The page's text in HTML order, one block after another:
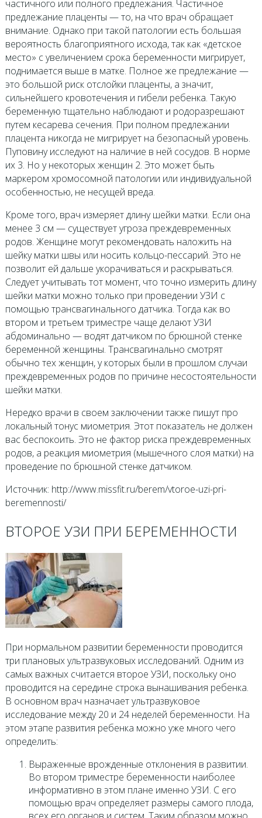
частичного или полного предлежания. Частичное
предлежание плаценты — то, на что врач обращает
внимание. Однако при такой патологии есть большая
вероятность благоприятного исхода, так как «детское
место» с увеличением срока беременности мигрирует,
поднимается выше в матке. Полное же предлежание —
это большой риск отслойки плаценты, а значит,
сильнейшего кровотечения и гибели ребенка. Такую
беременную тщательно наблюдают и родоразрешают
путем кесарева сечения. При полном предлежании
плацента никогда не мигрирует на безопасный уровень.
Пуповину исследуют на наличие в ней сосудов. В норме
их 3. Но у некоторых женщин 2. Это может быть
маркером хромосомной патологии или индивидуальной
особенностью, не несущей вреда.
Кроме того, врач измеряет длину шейки матки. Если она
менее 3 см — существует угроза преждевременных
родов. Женщине могут рекомендовать наложить на
шейку матки швы или носить кольцо-пессарий. Это не
позволит ей дальше укорачиваться и раскрываться.
Следует учитывать тот момент, что точно измерить длину
шейки матки можно только при проведении УЗИ с
помощью трансвагинального датчика. Тогда как во
втором и третьем триместре чаще делают УЗИ
абдоминально — водят датчиком по брюшной стенке
беременной женщины. Трансвагинально смотрят
обычно тех женщин, у которых были в прошлом случаи
преждевременных родов по причине несостоятельности
шейки матки.
Нередко врачи в своем заключении также пишут про
локальный тонус миометрия. Этот показатель не должен
вас беспокоить. Это не фактор риска преждевременных
родов, а реакция миометрия (мышечного слоя матки) на
проведение по брюшной стенке датчиком.
Источник: http://www.missfit.ru/berem/vtoroe-uzi-pri-
beremennosti/
ВТОРОЕ УЗИ ПРИ БЕРЕМЕННОСТИ
При нормальном развитии беременности проводится
три плановых ультразвуковых исследований. Одним из
самых важных считается второе УЗИ, поскольку оно
проводится на середине строка вынашивания ребенка.
В основном врач назначает ультразвуковое
исследование между 20 и 24 неделей беременности. На
этом этапе развития ребенка можно уже много чего
определить:
Выраженные врожденные отклонения в развитии.
Во втором триместре беременности наиболее
информативно в этом плане именно УЗИ. С его
помощью врач определяет размеры самого плода,